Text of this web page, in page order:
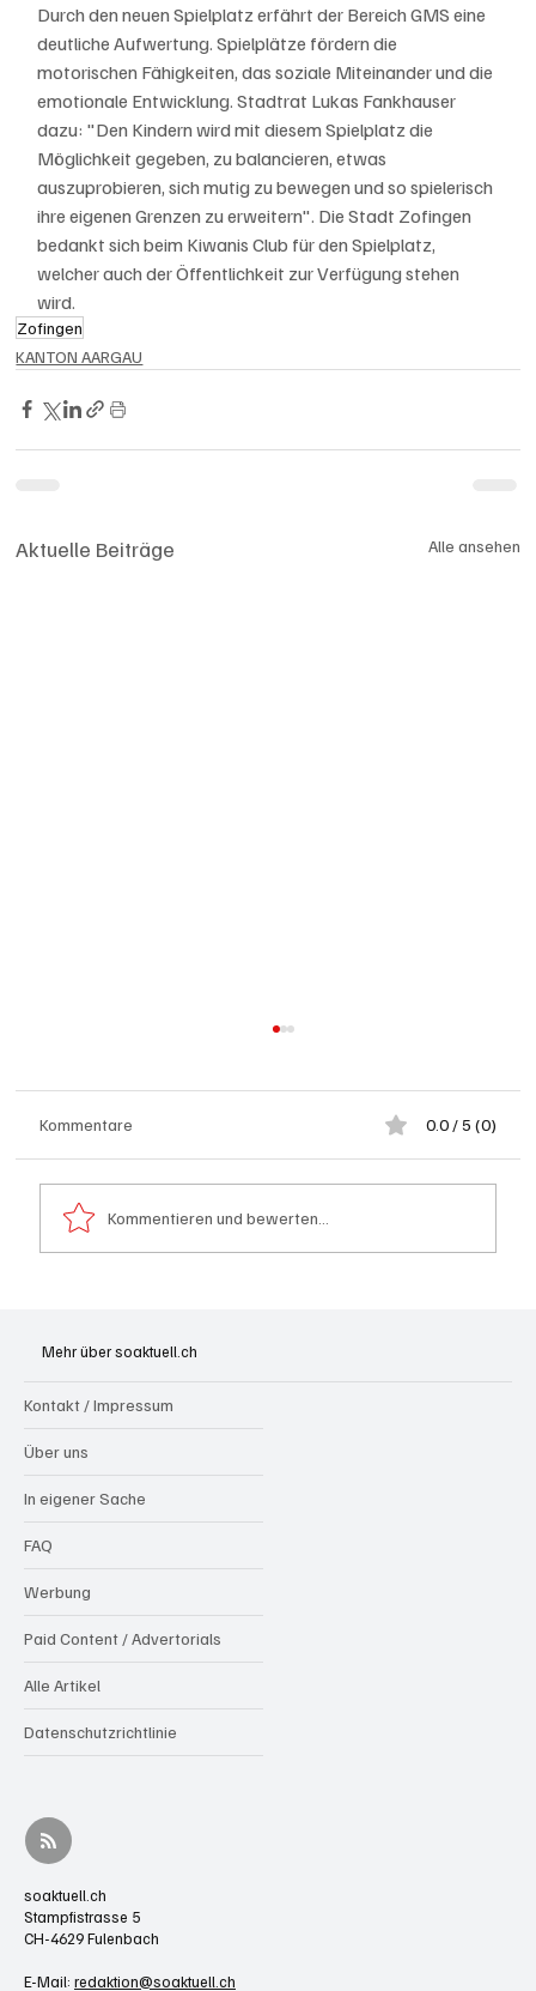
Durch den neuen Spielplatz erfährt der Bereich GMS eine
deutliche Aufwertung. Spielplätze fördern die
motorischen Fähigkeiten, das soziale Miteinander und die
emotionale Entwicklung. Stadtrat Lukas Fankhauser
dazu: "Den Kindern wird mit diesem Spielplatz die
Möglichkeit gegeben, zu balancieren, etwas
auszuprobieren, sich mutig zu bewegen und so spielerisch
ihre eigenen Grenzen zu erweitern". Die Stadt Zofingen
bedankt sich beim Kiwanis Club für den Spielplatz,
welcher auch der Öffentlichkeit zur Verfügung stehen
wird.
Zofingen
KANTON AARGAU
Aktuelle Beiträge Alle ansehen
gesucht)
Kommentare 0.0 / 5 (0)
Kommentieren und bewerten...
Mehr über soaktuell.ch
Kontakt / Impressum
Über uns
In eigener Sache
FAQ
Werbung
Paid Content / Advertorials
Alle Artikel
Datenschutzrichtlinie
soaktuell.ch
Stampfistrasse 5
CH-4629 Fulenbach
E-Mail: redaktion@soaktuell.ch